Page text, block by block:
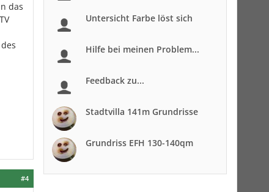
das
#4
Untersicht Farbe löst sich
Hilfe bei meinen Problem...
Feedback zu...
Stadtvilla 141m Grundrisse
Grundriss EFH 130-140qm